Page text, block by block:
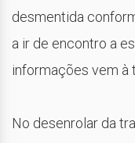
desmentida
a ir de encontro a
informações vem à
No desenrolar da